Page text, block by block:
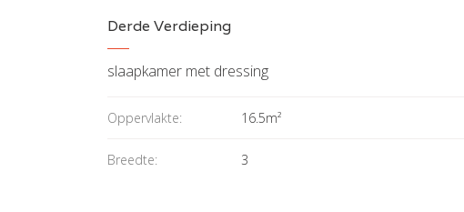
Derde Verdieping
slaapkamer met dressing
Oppervlakte: 16.5m²
Breedte: 3